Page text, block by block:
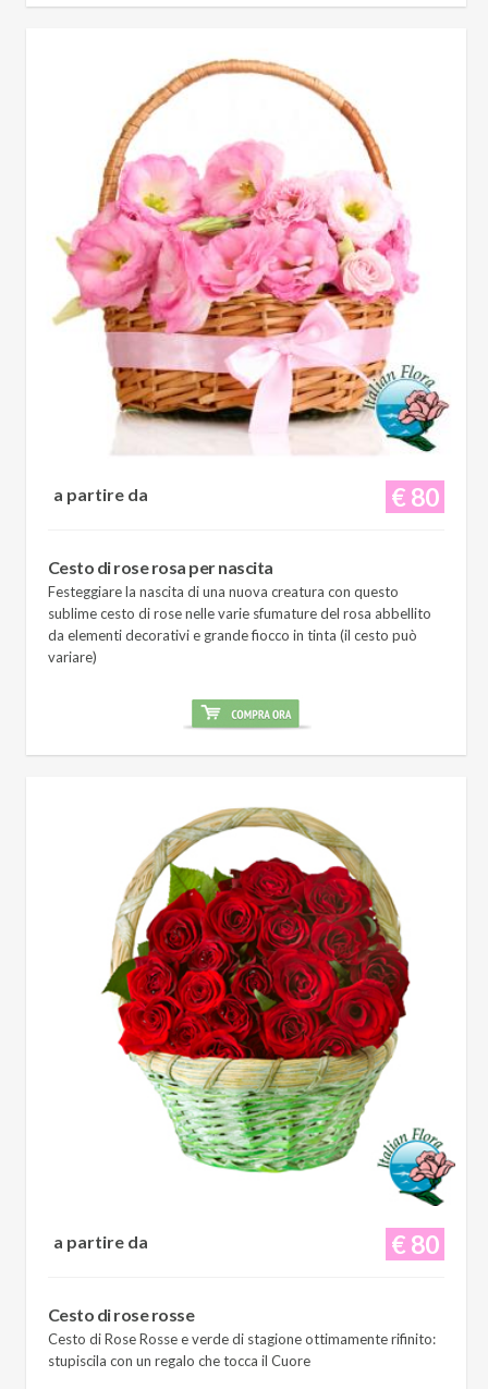
€ 80
a partire da
Cesto di rose rosa per nascita
Festeggiare la nascita di una nuova creatura con questo
sublime cesto di rose nelle varie sfumature del rosa abbellito
da elementi decorativi e grande fiocco in tinta (il cesto può
variare)
€ 80
a partire da
Cesto di rose rosse
Cesto di Rose Rosse e verde di stagione ottimamente rifinito:
stupiscila con un regalo che tocca il Cuore